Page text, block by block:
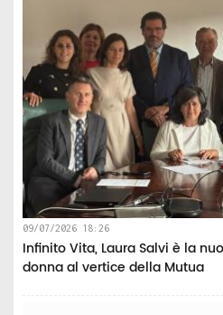
09/07/2026 18:26
Infinito Vita, Laura Salvi è la
donna al vertice della Mutua